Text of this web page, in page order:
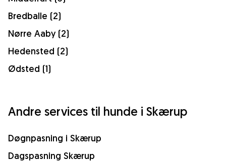
Bredballe (2)
Nørre Aaby (2)
Hedensted (2)
Ødsted (1)
Andre services til hunde i Skærup
Døgnpasning i Skærup
Dagspasning Skærup